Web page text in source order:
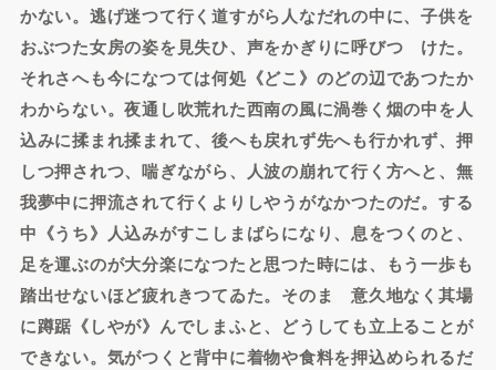
かない。逃げ迷つて行く道すがら人なだれの中に、子供を
おぶつた女房の姿を見失ひ、声をかぎりに呼びつゞけた。
それさへも今になつては何処《どこ》のどの辺であつたか
わからない。夜通し吹荒れた西南の風に渦巻く烟の中を人
込みに揉まれ揉まれて、後へも戻れず先へも行かれず、押
しつ押されつ、喘ぎながら、人波の崩れて行く方へと、無
我夢中に押流されて行くよりしやうがなかつたのだ。する
中《うち》人込みがすこしまばらになり、息をつくのと、
足を運ぶのが大分楽になつたと思つた時には、もう一歩も
踏出せないほど疲れきつてゐた。そのまゝ意久地なく其場
に蹲踞《しやが》んでしまふと、どうしても立上ることが
できない。気がつくと背中に着物や食料を押込められるだ